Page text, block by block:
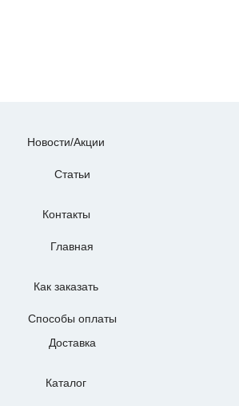
Новости/Акции
Статьи
Контакты
Главная
Как заказать
Способы оплаты
Доставка
Каталог